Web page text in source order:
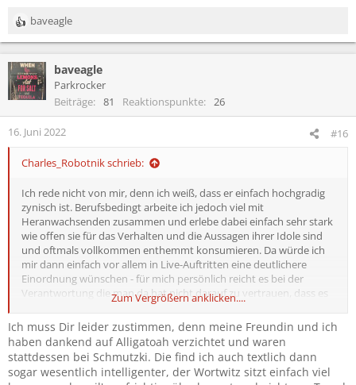
R
e
t
i
n
baveagle
baveagle
Parkrocker
Beiträge
81 Reaktionspunkte 26
16. Juni 2022 #16
Charles_Robotnik schrieb:
Ich rede nicht von mir, denn ich weiß, dass er einfach hochgradig
zynisch ist. Berufsbedingt arbeite ich jedoch viel mit
Heranwachsenden zusammen und erlebe dabei einfach sehr stark
wie offen sie für das Verhalten und die Aussagen ihrer Idole sind
und oftmals vollkommen enthemmt konsumieren. Da würde ich
mir dann einfach vor allem in Live-Auftritten eine deutlichere
Einordnung wünschen - für mich persönlich reicht es bei der
Verantwortung die man da hat nicht darauf zu vertrauen, dass es
Zum Vergrößern anklicken....
Ich muss Dir leider zustimmen, denn meine Freundin und ich
haben dankend auf Alligatoah verzichtet und waren
stattdessen bei Schmutzki. Die find ich auch textlich dann
sogar wesentlich intelligenter, der Wortwitz sitzt einfach viel